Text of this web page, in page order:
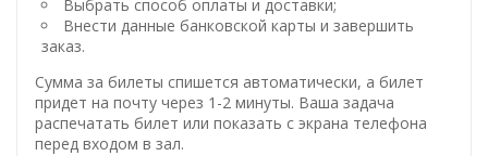
Выбрать способ оплаты и доставки;
Внести данные банковской карты и завершить
заказ.
Сумма за билеты спишется автоматически, а билет
придет на почту через 1-2 минуты. Ваша задача
распечатать билет или показать с экрана телефона
перед входом в зал.